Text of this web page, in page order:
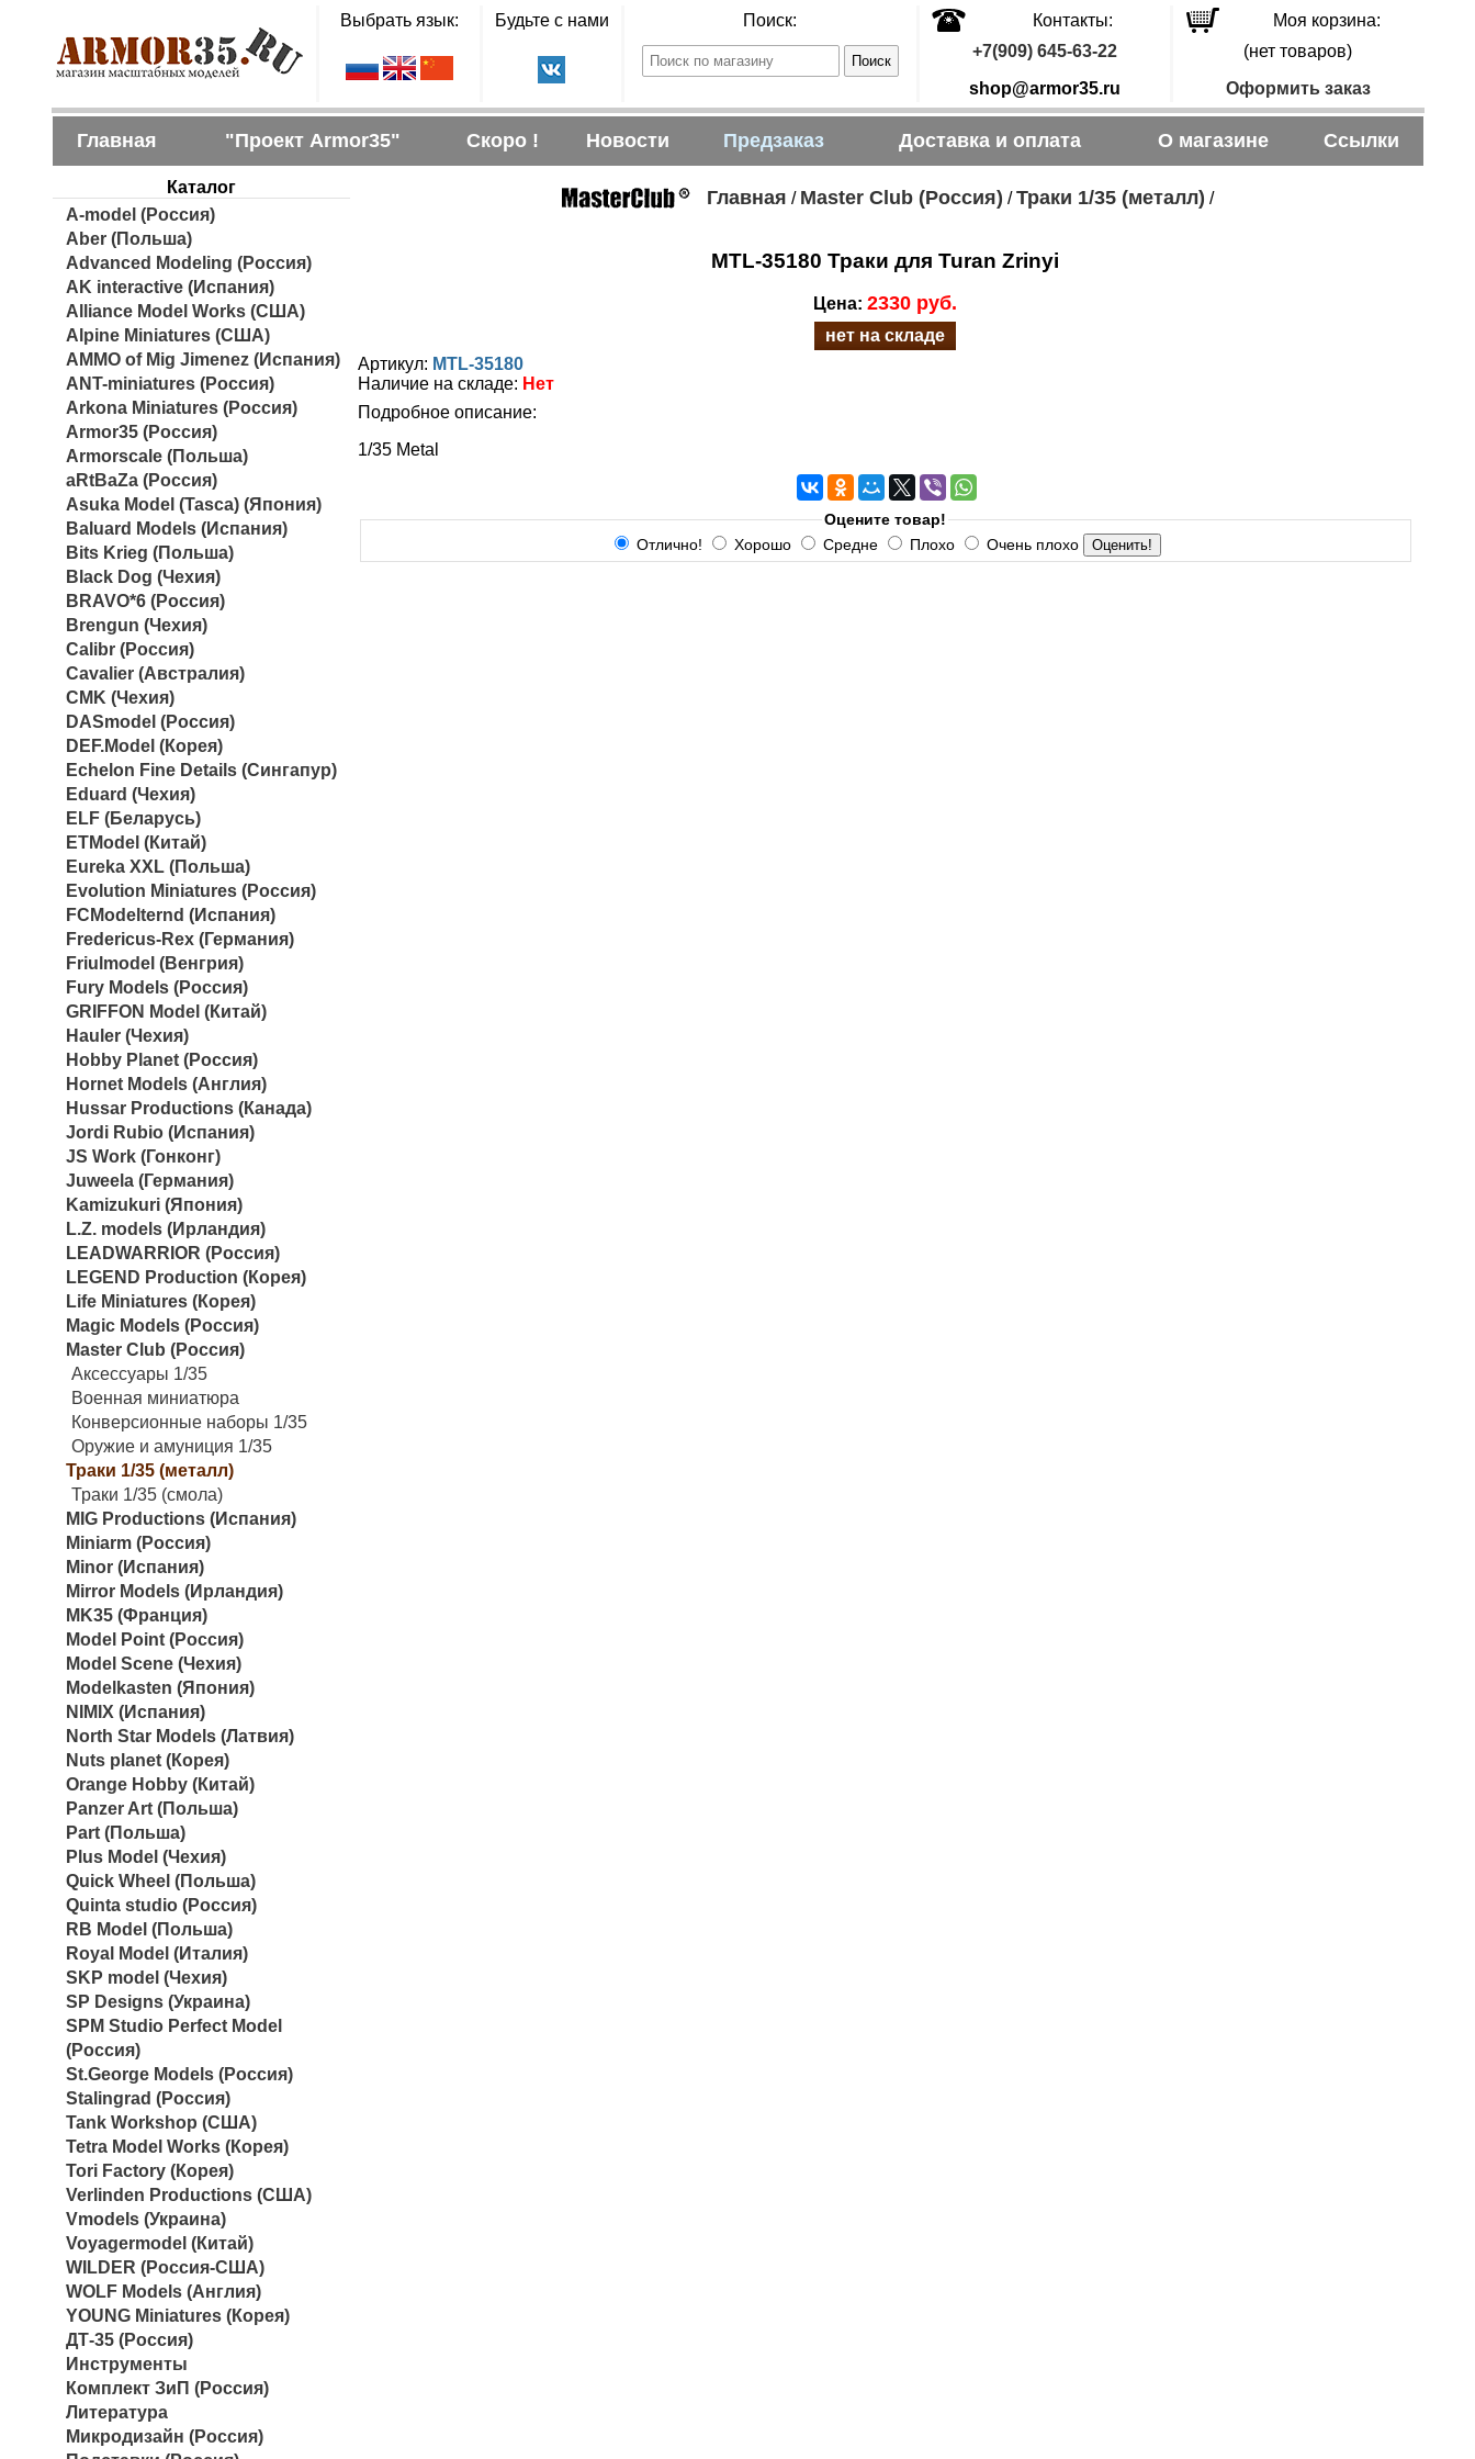
Выбрать язык: Будьте с нами Поиск: Контакты:
Моя корзина:
+7(909) 645-63-22
shop@armor35.ru
(нет товаров)
Оформить заказ
Главная "Проект Armor35" Скоро ! Новости Предзаказ Доставка и оплата О магазине Ссылки
Каталог
A-model (Россия)
Aber (Польша)
Advanced Modeling (Россия)
AK interactive (Испания)
Alliance Model Works (США)
Alpine Miniatures (США)
AMMO of Mig Jimenez (Испания)
ANT-miniatures (Россия)
Arkona Miniatures (Россия)
Armor35 (Россия)
Armorscale (Польша)
aRtBaZa (Россия)
Asuka Model (Tasca) (Япония)
Baluard Models (Испания)
Bits Krieg (Польша)
Black Dog (Чехия)
BRAVO*6 (Россия)
Brengun (Чехия)
Calibr (Россия)
Cavalier (Австралия)
CMK (Чехия)
DASmodel (Россия)
DEF.Model (Корея)
Echelon Fine Details (Сингапур)
Eduard (Чехия)
ELF (Беларусь)
ETModel (Китай)
Eureka XXL (Польша)
Evolution Miniatures (Россия)
FCModelternd (Испания)
Fredericus-Rex (Германия)
Friulmodel (Венгрия)
Fury Models (Россия)
GRIFFON Model (Китай)
Hauler (Чехия)
Hobby Planet (Россия)
Hornet Models (Англия)
Hussar Productions (Канада)
Jordi Rubio (Испания)
JS Work (Гонконг)
Juweela (Германия)
Kamizukuri (Япония)
L.Z. models (Ирландия)
LEADWARRIOR (Россия)
LEGEND Production (Корея)
Life Miniatures (Корея)
Magic Models (Россия)
Master Club (Россия)
Аксессуары 1/35
Военная миниатюра
Конверсионные наборы 1/35
Оружие и амуниция 1/35
Траки 1/35 (металл)
Траки 1/35 (смола)
MIG Productions (Испания)
Miniarm (Россия)
Minor (Испания)
Mirror Models (Ирландия)
MK35 (Франция)
Model Point (Россия)
Model Scene (Чехия)
Modelkasten (Япония)
NIMIX (Испания)
North Star Models (Латвия)
Nuts planet (Корея)
Orange Hobby (Китай)
Panzer Art (Польша)
Part (Польша)
Plus Model (Чехия)
Quick Wheel (Польша)
Quinta studio (Россия)
RB Model (Польша)
Royal Model (Италия)
SKP model (Чехия)
SP Designs (Украина)
SPM Studio Perfect Model
(Россия)
St.George Models (Россия)
Stalingrad (Россия)
Tank Workshop (США)
Tetra Model Works (Корея)
Tori Factory (Корея)
Verlinden Productions (США)
Vmodels (Украина)
Voyagermodel (Китай)
WILDER (Россия-США)
WOLF Models (Англия)
YOUNG Miniatures (Корея)
ДТ-35 (Россия)
Инструменты
Комплект ЗиП (Россия)
Литература
Микродизайн (Россия)
Главная / Master Club (Россия) /Траки 1/35 (металл) /
MTL-35180 Траки для Turan Zrinyi
Цена: 2330 руб.
нет на складе
Артикул: MTL-35180
Наличие на складе: Нет
Подробное описание:
1/35 Metal
Оцените товар!
Отлично!
Хорошо Средне Плохо Очень плохо